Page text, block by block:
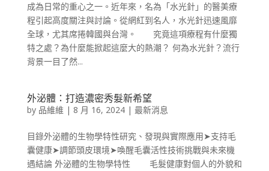
成為日常的重心之一。近年來，名為「水光針」的醫美療
程引起高度關注與討論。從網紅到名人，水光針迅速風靡
全球，尤其席捲韓國與台灣。 究竟這項療程有什麼獨
特之處？為什麼能掀起這麼大的熱潮？ 何為水光針？流行
背景一目了然...
外泌體：打造濃密秀髮新希望
by 品維維 | 8 月 16, 2024| 最新消息
目錄外泌體的生物學特性研究、發現與實際應用➤支持毛
囊健康➤調節頭皮環境➤喚醒毛囊活性技術挑戰與未來機
遇結論 外泌體的生物學特性 毛髮健康對個人的外貌和